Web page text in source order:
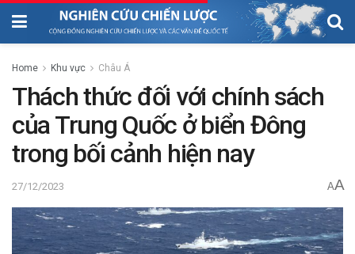
Home Khu vực Châu Á
Thách thức đối với chính sách
của Trung Quốc ở biển Đông
trong bối cảnh hiện nay
27/12/2023 AA